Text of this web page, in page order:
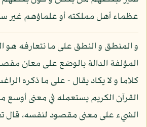
عظماء أهل مملكته أو علماؤهم غير
و المنطق و النطق على ما نتعارفه هو
المؤلفة الدالة بالوضع على معان
كلاما و لا يكاد يقال - على ما ذكره
القرآن الكريم يستعمله في معنى أوسع
الشيء على معنى مقصود لنفسه، قال